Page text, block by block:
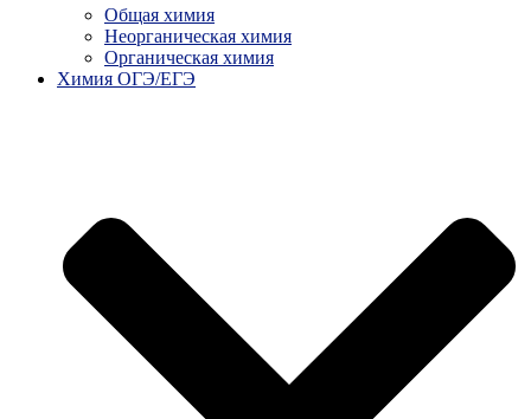
Общая химия
Неорганическая химия
Органическая химия
Химия ОГЭ/ЕГЭ